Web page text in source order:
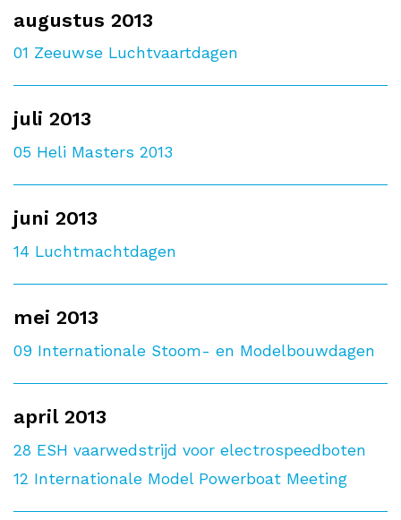
augustus 2013
01 Zeeuwse Luchtvaartdagen
juli 2013
05 Heli Masters 2013
juni 2013
14 Luchtmachtdagen
mei 2013
09 Internationale Stoom- en Modelbouwdagen
april 2013
28 ESH vaarwedstrijd voor electrospeedboten
12 Internationale Model Powerboat Meeting